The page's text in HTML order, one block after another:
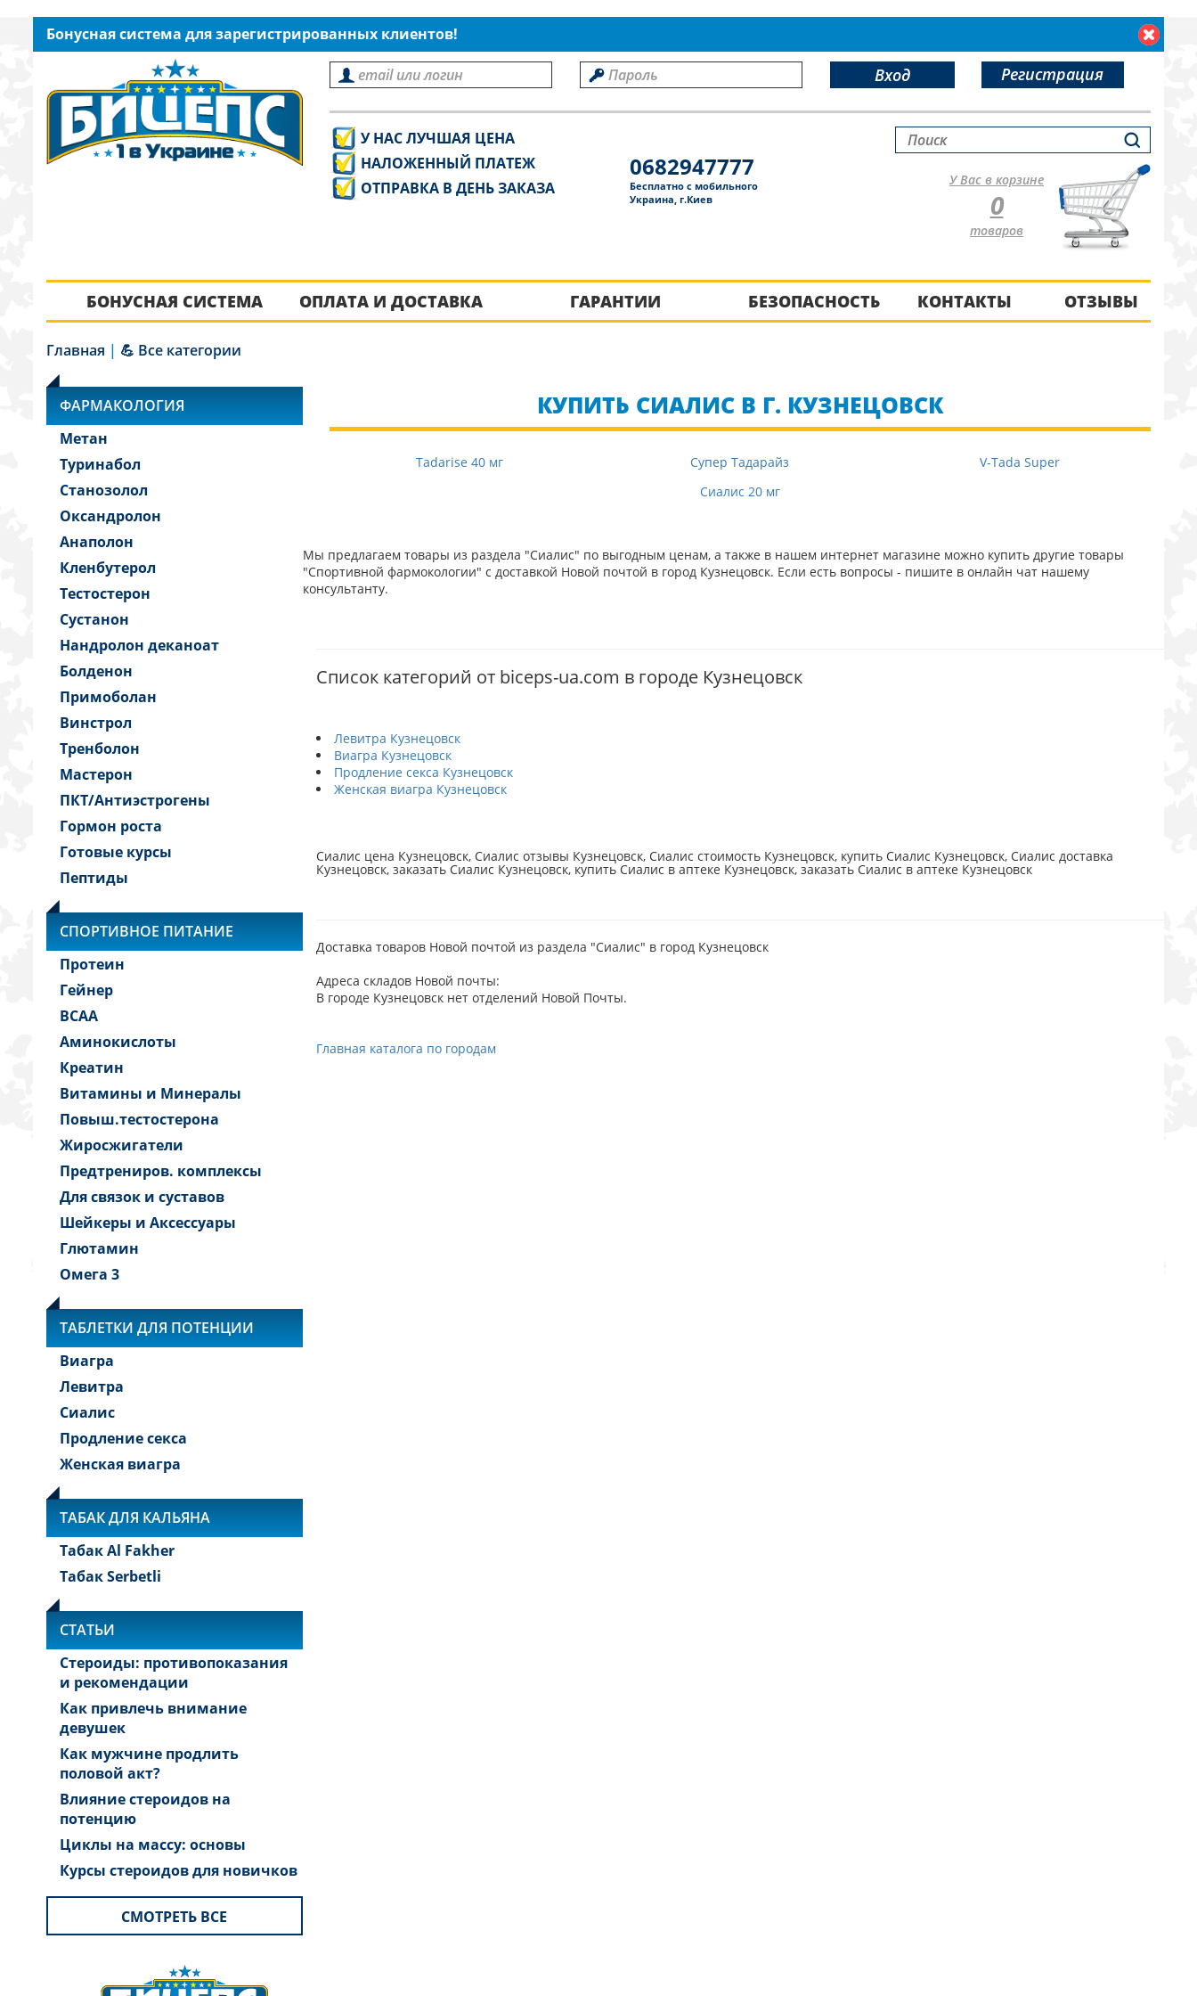
Бонусная система для зарегистрированных клиентов!
Вход Регистрация
У НАС ЛУЧШАЯ ЦЕНА
НАЛОЖЕННЫЙ ПЛАТЕЖ
ОТПРАВКА В ДЕНЬ ЗАКАЗА
0682947777
Бесплатно с мобильного
Украина, г.Киев
У Вас в корзине
0
товаров
БОНУСНАЯ СИСТЕМА ОПЛАТА И ДОСТАВКА ГАРАНТИИ БЕЗОПАСНОСТЬ КОНТАКТЫ ОТЗЫВЫ
Главная | 💪 Все категории
ФАРМАКОЛОГИЯ
Метан
Туринабол
Станозолол
Оксандролон
Анаполон
Кленбутерол
Тестостерон
Сустанон
Нандролон деканоат
Болденон
Примоболан
Винстрол
Тренболон
Мастерон
ПКТ/Антиэстрогены
Гормон роста
Готовые курсы
Пептиды
СПОРТИВНОЕ ПИТАНИЕ
Протеин
Гейнер
BCAA
Аминокислоты
Креатин
Витамины и Минералы
Повыш.тестостерона
Жиросжигатели
Предтрениров. комплексы
Для связок и суставов
Шейкеры и Аксессуары
Глютамин
Омега 3
ТАБЛЕТКИ ДЛЯ ПОТЕНЦИИ
Виагра
Левитра
Сиалис
Продление секса
Женская виагра
ТАБАК ДЛЯ КАЛЬЯНА
Табак Al Fakher
Табак Serbetli
СТАТЬИ
Стероиды: противопоказания
и рекомендации
Как привлечь внимание
девушек
Как мужчине продлить
половой акт?
Влияние стероидов на
потенцию
Циклы на массу: основы
Курсы стероидов для новичков
СМОТРЕТЬ ВСЕ
КУПИТЬ СИАЛИС В Г. КУЗНЕЦОВСК
Tadarise 40 мг Супер Тадарайз
V-Tada Super
Сиалис 20 мг
Мы предлагаем товары из раздела "Сиалис" по выгодным ценам, а также в нашем интернет магазине можно купить другие товары
"Спортивной фармокологии" с доставкой Новой почтой в город Кузнецовск. Если есть вопросы - пишите в онлайн чат нашему
консультанту.
Список категорий от biceps-ua.com в городе Кузнецовск
Левитра Кузнецовск
Виагра Кузнецовск
Продление секса Кузнецовск
Женская виагра Кузнецовск
Сиалис цена Кузнецовск, Сиалис отзывы Кузнецовск, Сиалис стоимость Кузнецовск, купить Сиалис Кузнецовск, Сиалис доставка
Кузнецовск, заказать Сиалис Кузнецовск, купить Сиалис в аптеке Кузнецовск, заказать Сиалис в аптеке Кузнецовск
Доставка товаров Новой почтой из раздела "Сиалис" в город Кузнецовск
Адреса складов Новой почты:
В городе Кузнецовск нет отделений Новой Почты.
Главная каталога по городам